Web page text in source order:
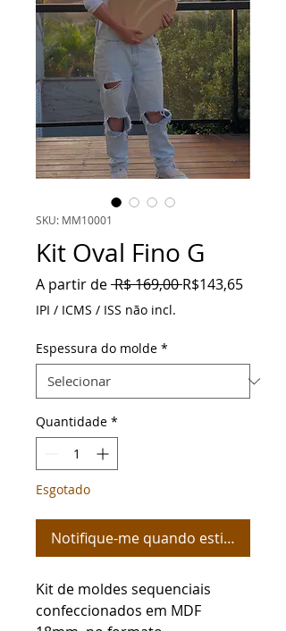
SKU: MM10001
Kit Oval Fino G
A partir de R$ 169,00 Preço
R$143,65Preço
IPI / ICMS / ISS não incl.
Espessura do molde *
Quantidade *
Esgotado
Notifique-me quando estiver
Kit de moldes sequenciais
confeccionados em MDF